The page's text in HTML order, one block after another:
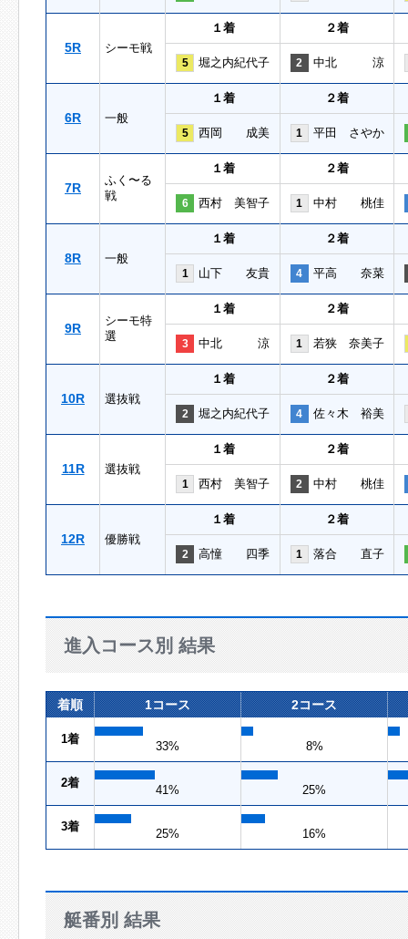
5R シーモ戦
１着 ２着
5 堀之内紀代子 2 中北 涼
6R 一般
１着 ２着
5 西岡 成美 1 平田 さやか
7R
ふく〜る
戦
１着 ２着
6 西村 美智子 1 中村 桃佳
8R 一般
１着 ２着
1 山下 友貴 4 平高 奈菜
9R
シーモ特
選
１着 ２着
3 中北 涼 1 若狭 奈美子
10R 選抜戦
１着 ２着
2 堀之内紀代子 4 佐々木 裕美
11R 選抜戦
１着 ２着
1 西村 美智子 2 中村 桃佳
12R 優勝戦
１着 ２着
2 高憧 四季 1 落合 直子
進入コース別 結果
着順 1コース 2コース
1着
33% 8%
2着
41% 25%
3着
25% 16%
艇番別 結果